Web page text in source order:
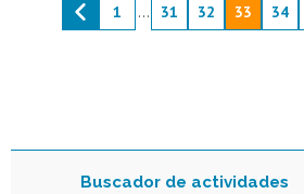
Buscador de actividades
1 ... 31 32 33 34